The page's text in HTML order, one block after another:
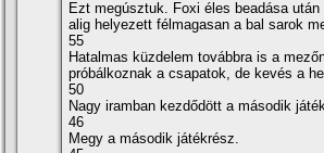
Ezt megúsztuk. Foxi éles beadása után
alig helyezett félmagasan a bal sarok
55
Hatalmas küzdelem továbbra is a
próbálkoznak a csapatok, de kevés a
50
Nagy iramban kezdődött a második
46
Megy a második játékrész.